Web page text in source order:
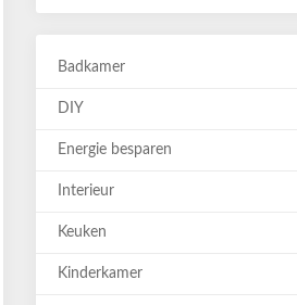
Badkamer
DIY
Energie besparen
Interieur
Keuken
Kinderkamer